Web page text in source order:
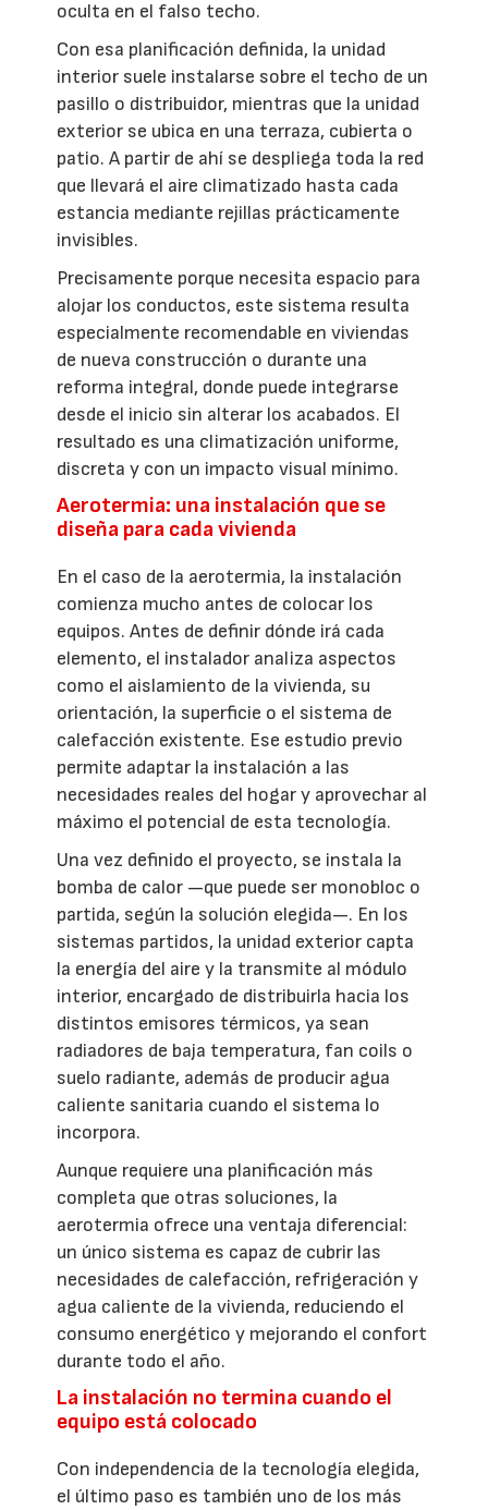
oculta en el falso techo.
Con esa planificación definida, la unidad
interior suele instalarse sobre el techo de un
pasillo o distribuidor, mientras que la unidad
exterior se ubica en una terraza, cubierta o
patio. A partir de ahí se despliega toda la red
que llevará el aire climatizado hasta cada
estancia mediante rejillas prácticamente
invisibles.
Precisamente porque necesita espacio para
alojar los conductos, este sistema resulta
especialmente recomendable en viviendas
de nueva construcción o durante una
reforma integral, donde puede integrarse
desde el inicio sin alterar los acabados. El
resultado es una climatización uniforme,
discreta y con un impacto visual mínimo.
Aerotermia: una instalación que se
diseña para cada vivienda
En el caso de la aerotermia, la instalación
comienza mucho antes de colocar los
equipos. Antes de definir dónde irá cada
elemento, el instalador analiza aspectos
como el aislamiento de la vivienda, su
orientación, la superficie o el sistema de
calefacción existente. Ese estudio previo
permite adaptar la instalación a las
necesidades reales del hogar y aprovechar al
máximo el potencial de esta tecnología.
Una vez definido el proyecto, se instala la
bomba de calor —que puede ser monobloc o
partida, según la solución elegida—. En los
sistemas partidos, la unidad exterior capta
la energía del aire y la transmite al módulo
interior, encargado de distribuirla hacia los
distintos emisores térmicos, ya sean
radiadores de baja temperatura, fan coils o
suelo radiante, además de producir agua
caliente sanitaria cuando el sistema lo
incorpora.
Aunque requiere una planificación más
completa que otras soluciones, la
aerotermia ofrece una ventaja diferencial:
un único sistema es capaz de cubrir las
necesidades de calefacción, refrigeración y
agua caliente de la vivienda, reduciendo el
consumo energético y mejorando el confort
durante todo el año.
La instalación no termina cuando el
equipo está colocado
Con independencia de la tecnología elegida,
el último paso es también uno de los más